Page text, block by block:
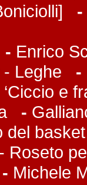
-
- Enrico
- Leghe -
e
-
del
Roseto
Michele